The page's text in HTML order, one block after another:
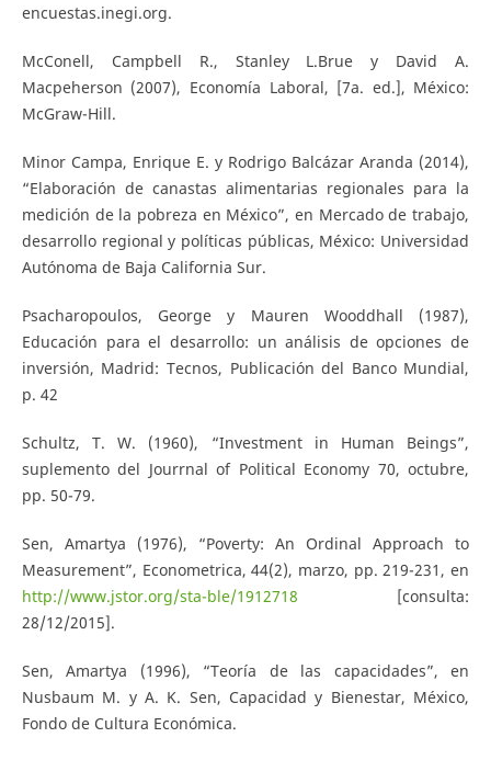
encuestas.inegi.org.
McConell, Campbell R., Stanley L.Brue y David A.
Macpeherson (2007), Economía Laboral, [7a. ed.], México:
McGraw-Hill.
Minor Campa, Enrique E. y Rodrigo Balcázar Aranda (2014),
“Elaboración de canastas alimentarias regionales para la
medición de la pobreza en México”, en Mercado de trabajo,
desarrollo regional y políticas públicas, México: Universidad
Autónoma de Baja California Sur.
Psacharopoulos, George y Mauren Wooddhall (1987),
Educación para el desarrollo: un análisis de opciones de
inversión, Madrid: Tecnos, Publicación del Banco Mundial,
p. 42
Schultz, T. W. (1960), “Investment in Human Beings”,
suplemento del Jourrnal of Political Economy 70, octubre,
pp. 50-79.
Sen, Amartya (1976), “Poverty: An Ordinal Approach to
Measurement”, Econometrica, 44(2), marzo, pp. 219-231, en
http://www.jstor.org/sta-ble/1912718 [consulta:
28/12/2015].
Sen, Amartya (1996), “Teoría de las capacidades”, en
Nusbaum M. y A. K. Sen, Capacidad y Bienestar, México,
Fondo de Cultura Económica.